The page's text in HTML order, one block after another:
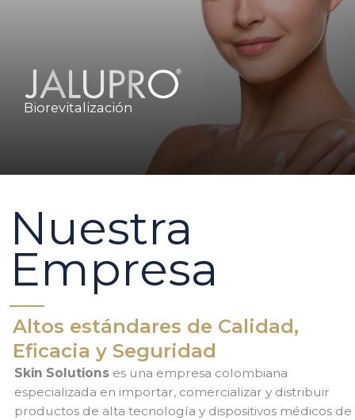
Biorevitalización
Nuestra
Empresa
Altos estándares de Calidad,
Eficacia y Seguridad
Skin Solutions es una empresa colombiana
especializada en importar, comercializar y distribuir
productos de alta tecnología y dispositivos médicos de